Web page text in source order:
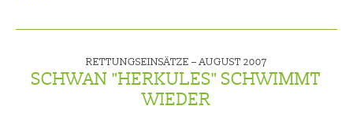
RETTUNGSEINSÄTZE – AUGUST 2007
SCHWAN "HERKULES" SCHWIMMT
WIEDER